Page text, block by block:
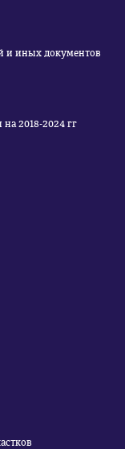
и иных документов
на 2018-2024 гг